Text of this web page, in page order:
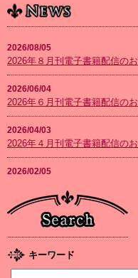
2026/08/05
2026年８月刊電子書籍配信の
2026/06/04
2026年６月刊電子書籍配信の
2026/04/03
2026年４月刊電子書籍配信の
2026/02/05
2026/01/08
2026年１月刊電子書籍配信のお
2025/12/04
2025年12月刊電子書籍配信のお
キーワード